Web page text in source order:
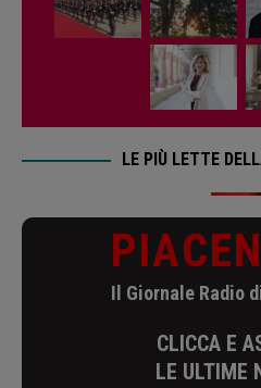
LE PIÙ LETTE
Il Giornale Radio
CLICCA E
LE ULTIME